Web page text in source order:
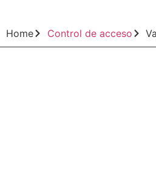
Home Control de acceso